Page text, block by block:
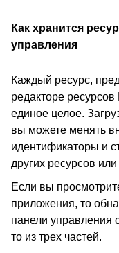
Как хранится
управления
Каждый ресурс,
редакторе
единое целое.
вы можете менять
идентификаторы и
других ресурсов
Если вы
приложения, то
панели управления
то из трех частей.